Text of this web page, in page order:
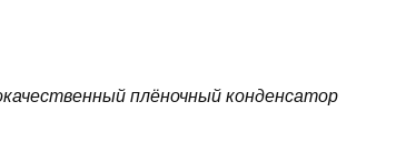
плёночный конденсатор